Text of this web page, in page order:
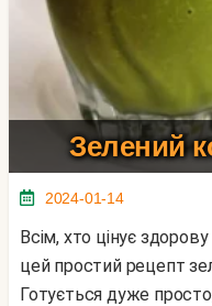
Зелений
2024-01-14
Всім, хто цінує здорову та корисну їжу, я рекомендую
цей простий рецепт
Готується дуже